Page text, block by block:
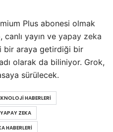
Plus abonesi olmak
canlı yayın ve yapay zeka
bir araya getirdiği bir
olarak da biliniyor. Grok,
sürülecek.
HABERLERI
YAPAY ZEKA
HABERLERI